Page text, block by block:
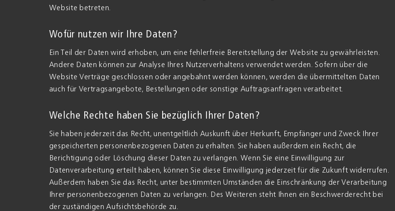
Website betreten.
Wofür nutzen wir Ihre Daten?
Ein Teil der Daten wird erhoben, um eine fehlerfreie Bereitstellung der Website zu gewährleisten.
Andere Daten können zur Analyse Ihres Nutzerverhaltens verwendet werden. Sofern über die
Website Verträge geschlossen oder angebahnt werden können, werden die übermittelten Daten
auch für Vertragsangebote, Bestellungen oder sonstige Auftragsanfragen verarbeitet.
Welche Rechte haben Sie bezüglich Ihrer Daten?
Sie haben jederzeit das Recht, unentgeltlich Auskunft über Herkunft, Empfänger und Zweck Ihrer
gespeicherten personenbezogenen Daten zu erhalten. Sie haben außerdem ein Recht, die
Berichtigung oder Löschung dieser Daten zu verlangen. Wenn Sie eine Einwilligung zur
Datenverarbeitung erteilt haben, können Sie diese Einwilligung jederzeit für die Zukunft widerrufen.
Außerdem haben Sie das Recht, unter bestimmten Umständen die Einschränkung der Verarbeitung
Ihrer personenbezogenen Daten zu verlangen. Des Weiteren steht Ihnen ein Beschwerderecht bei
der zuständigen Aufsichtsbehörde zu.